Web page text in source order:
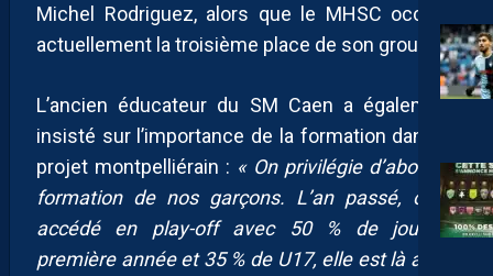
Michel Rodriguez, alors que le MHSC occupe
actuellement la troisième place de son groupe.
L’ancien éducateur du SM Caen a également
insisté sur l’importance de la formation dans le
projet montpelliérain : « On privilégie d’abord la
formation de nos garçons. L’an passé, on a
accédé en play-off avec 50 % de joueurs
première année et 35 % de U17, elle est là aussi